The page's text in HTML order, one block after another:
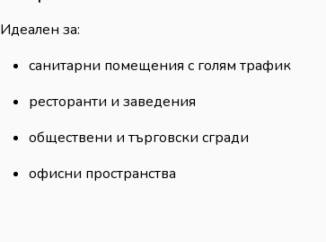
Идеален за:
санитарни помещения с голям трафик
ресторанти и заведения
обществени и търговски сгради
офисни пространства